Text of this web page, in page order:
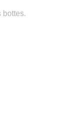
bottes.